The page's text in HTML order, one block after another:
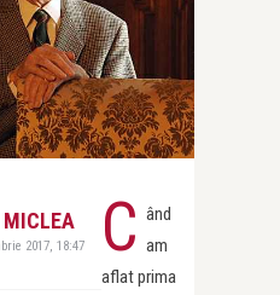
2017, 18:47 C ând
am
aflat prima